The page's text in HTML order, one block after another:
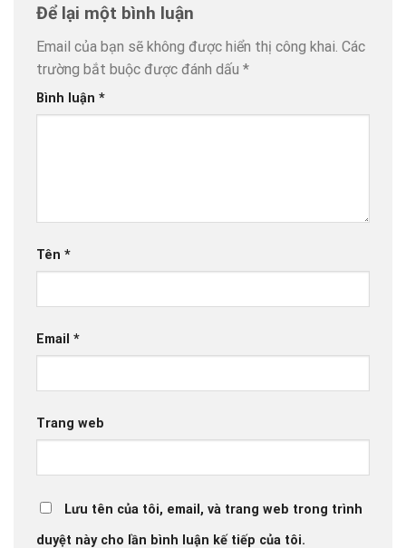
Để lại một bình luận
Email của bạn sẽ không được hiển thị công khai. Các
trường bắt buộc được đánh dấu *
Bình luận *
Tên *
Email *
Trang web
Lưu tên của tôi, email, và trang web trong trình
duyệt này cho lần bình luận kế tiếp của tôi.